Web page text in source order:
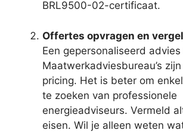
BRL9500-02-certificaat.
Offertes opvragen en
Een gepersonaliseerd
Maatwerkadviesbureau’s
pricing. Het is beter om
te zoeken van professionele
energieadviseurs. Vermeld
eisen. Wil je alleen weten